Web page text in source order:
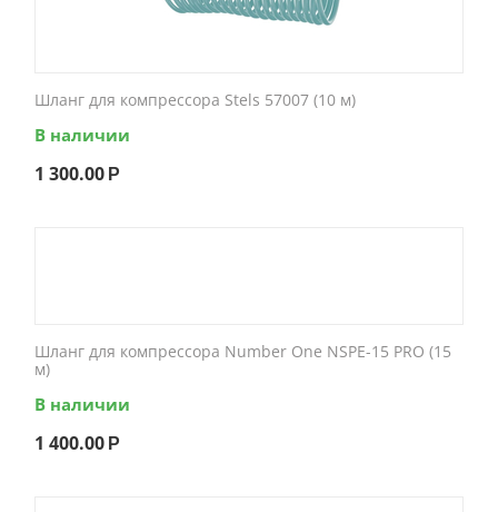
Шланг для компрессора Stels 57007 (10 м)
В наличии
1 300.00 Р
Шланг для компрессора Number One NSPE-15 PRO (15
м)
В наличии
1 400.00 Р